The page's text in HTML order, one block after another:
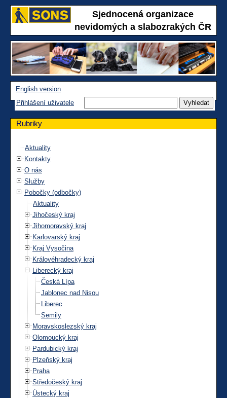
Sjednocená organizace
nevidomých a slabozrakých ČR
English version
Přihlášení uživatele
Rubriky
Aktuality
Kontakty
O nás
Služby
Pobočky (odbočky)
Aktuality
Jihočeský kraj
Jihomoravský kraj
Karlovarský kraj
Kraj Vysočina
Královéhradecký kraj
Liberecký kraj
Česká Lípa
Jablonec nad Nisou
Liberec
Semily
Moravskoslezský kraj
Olomoucký kraj
Pardubický kraj
Plzeňský kraj
Praha
Středočeský kraj
Ústecký kraj